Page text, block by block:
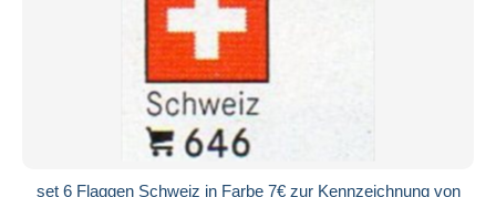
set 6 Flaggen Schweiz in Farbe 7€ zur Kennzeichnung von